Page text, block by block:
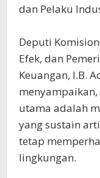
dan Pelaku
Deputi
Efek, dan
Keuangan, I.B.
utama adalah
yang sustain
tetap
lingkungan.